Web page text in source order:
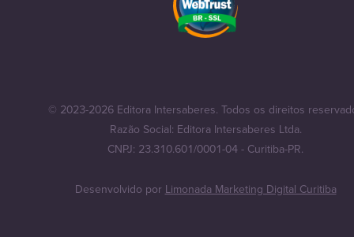
© 2023-2026 Editora Intersaberes. Todos os direitos
Razão Social: Editora Intersaberes Ltda.
CNPJ: 23.310.601/0001-04 - Curitiba-PR.
Desenvolvido por Limonada Marketing Digital Curitiba